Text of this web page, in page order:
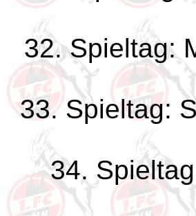
32. Spieltag:
33. Spieltag:
34.